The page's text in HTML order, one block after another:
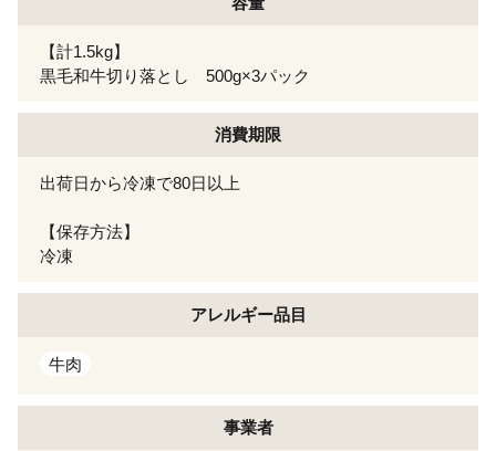
【計1.5kg】
黒毛和牛切り落とし 500g×3パック
消費期限
出荷日から冷凍で80日以上
【保存方法】
冷凍
アレルギー品目
牛肉
事業者